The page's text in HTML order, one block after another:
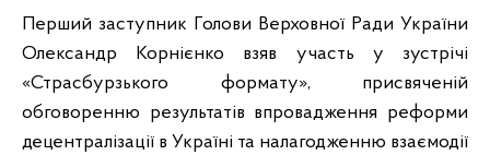
Перший заступник Голови Верховної Ради України
Олександр Корнієнко взяв участь у зустрічі
«Страсбурзького формату», присвяченій
обговоренню результатів впровадження реформи
децентралізації в Україні та налагодженню взаємодії